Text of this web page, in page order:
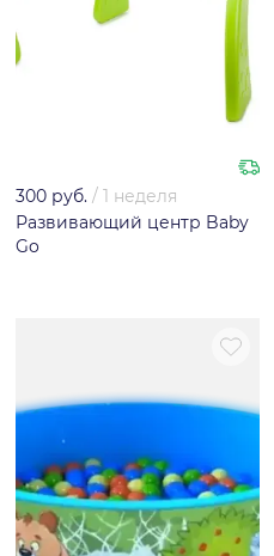
300 руб. / 1 неделя
Развивающий центр Baby
Go